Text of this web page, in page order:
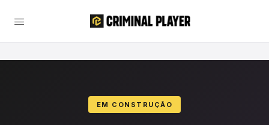
EM CONSTRUÇÃO